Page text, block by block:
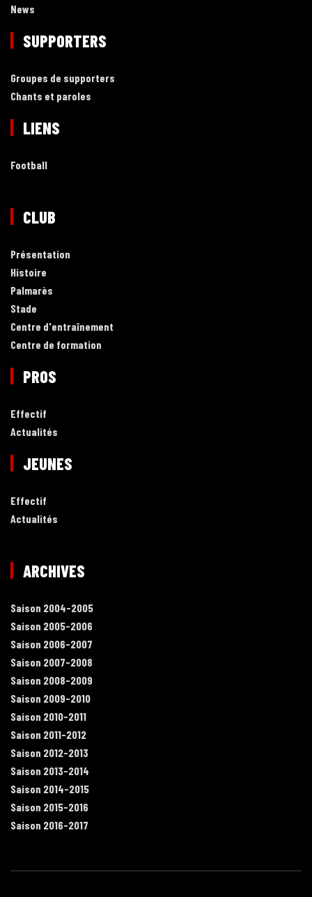
News
SUPPORTERS
Groupes de supporters
Chants et paroles
LIENS
Football
CLUB
Présentation
Histoire
Palmarès
Stade
Centre d'entraînement
Centre de formation
PROS
Effectif
Actualités
JEUNES
Effectif
Actualités
ARCHIVES
Saison 2004-2005
Saison 2005-2006
Saison 2006-2007
Saison 2007-2008
Saison 2008-2009
Saison 2009-2010
Saison 2010-2011
Saison 2011-2012
Saison 2012-2013
Saison 2013-2014
Saison 2014-2015
Saison 2015-2016
Saison 2016-2017